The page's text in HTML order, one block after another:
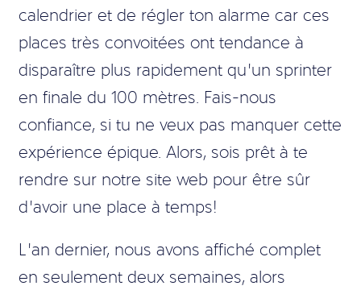
calendrier et de régler ton alarme car ces
places très convoitées ont tendance à
disparaître plus rapidement qu’un sprinter
en finale du 100 mètres. Fais-nous
confiance, si tu ne veux pas manquer cette
expérience épique. Alors, sois prêt à te
rendre sur notre site web pour être sûr
d’avoir une place à temps!
L’an dernier, nous avons affiché complet
en seulement deux semaines, alors